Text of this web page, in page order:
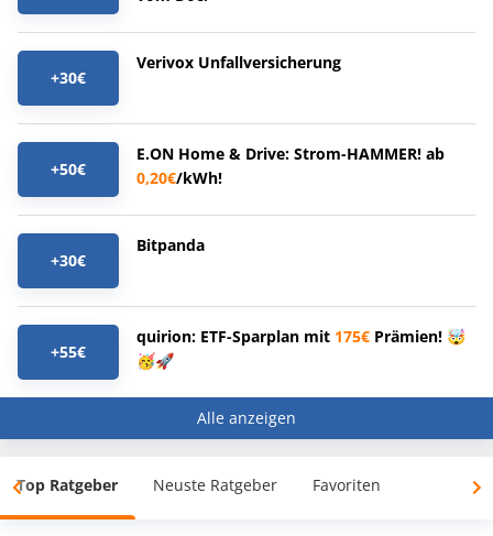
+30€
Verivox Unfallversicherung
+50€
E.ON Home & Drive: Strom-HAMMER! ab
0,20€/kWh!
+30€
Bitpanda
+55€
quirion: ETF-Sparplan mit 175€ Prämien! 🤯
🥳🚀
Alle anzeigen
Top Ratgeber Neuste Ratgeber Favoriten